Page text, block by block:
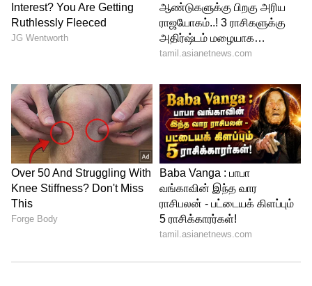
கொடுப்பதோடு சர்வதேச சட்டத்தின்
கண்ணியத்தையும் பேண வேண்டும்
எனவும் பிரதமர் மோடி வலியுறுத்தினார்.
சமூக மற்றும் நிதி உள்ளடக்கம் எங்கள்
அரசாங்கத்தின் முன்னுரிமையாக உள்ளது
என குறிப்பிட்ட பிரதமர் மோடி, இதன்
காரணமாக இன்று இந்தியாவில் வங்கிக்
கணக்கு இல்லாத 50 கோடிக்கும்
அதிகமானோர் வங்கிக் கணக்கு
ஆரம்பித்துள்ளனர். இது இந்தியாவை
ஃபின்டெக் மற்றும் டிஜிட்டல் பேமெண்ட்
துறைகளில் முன்னோக்கி கொண்டு